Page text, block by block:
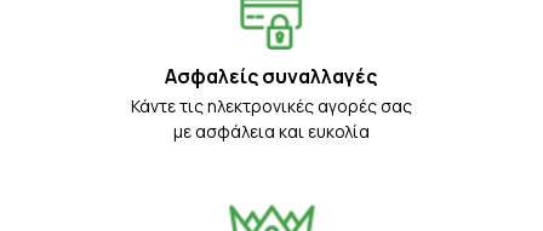
Ασφαλείς συναλλαγές
Κάντε τις ηλεκτρονικές αγορές σας
με ασφάλεια και ευκολία